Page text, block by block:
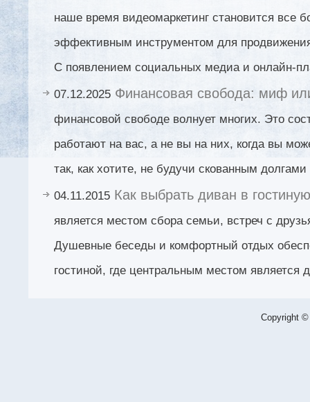
наше время видеомаркетинг становится все
эффективным инструментом для
С появлением социальных медиа и онлайн-
07.12.2025 Финансовая свобода: миф
финансовой свободе волнует многих. Это
работают на вас, а не вы на них, когда вы
так, как хотите, не будучи скованным
04.11.2015 Как выбрать диван в гостиную
является местом сбора семьи, встреч с
Душевные беседы и комфортный отдых
гостиной, где центральным местом является
Copyright ©